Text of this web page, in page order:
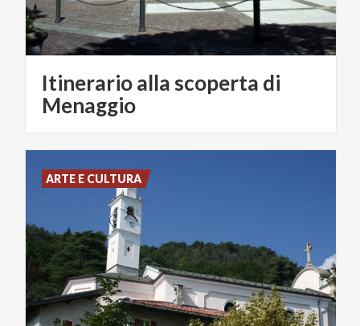
Itinerario alla scoperta di
Menaggio
ARTE E CULTURA